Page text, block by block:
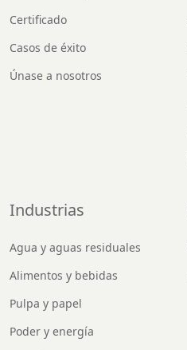
Certificado
Casos de éxito
Únase a nosotros
Industrias
Agua y aguas residuales
Alimentos y bebidas
Pulpa y papel
Poder y energía